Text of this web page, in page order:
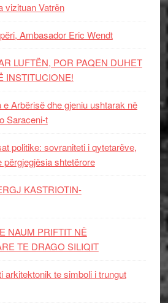
vizituan Vatrën
Ambasador Eric Wendt
LUFTËN, POR PAQEN DUHET
INSTITUCIONE!
Arbërisë dhe gjeniu ushtarak në
Saraceni-t
politike: sovraniteti i qytetarëve,
shtetërore
KASTRIOTIN-
NAUM PRIFTIT NË
TE DRAGO SILIQIT
arkitektonik te simboli i trungut